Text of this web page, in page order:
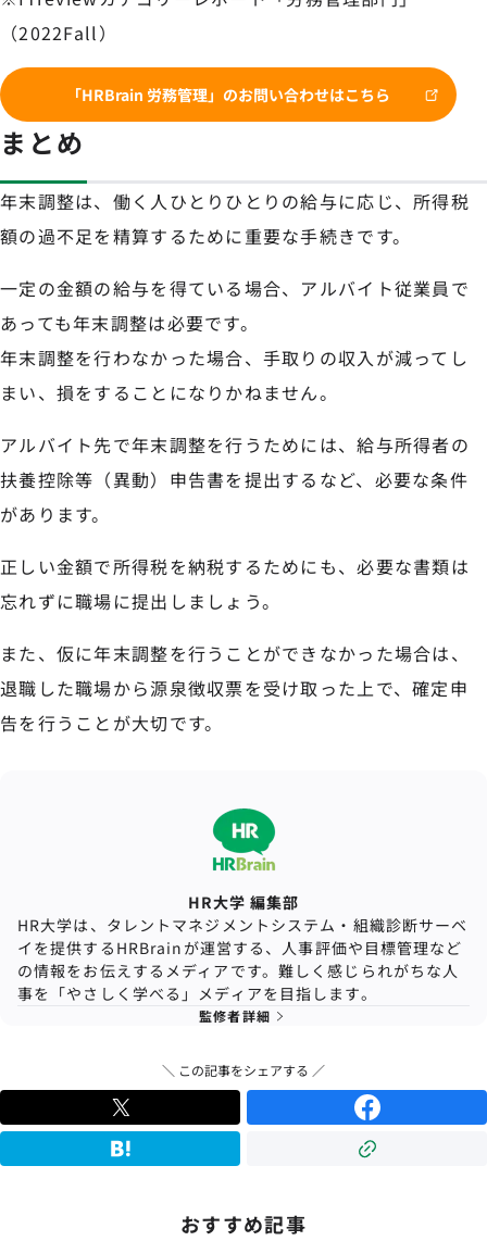
（2022Fall）
「HRBrain 労務管理」のお問い合わせはこちら
まとめ
年末調整は、働く人ひとりひとりの給与に応じ、所得税
額の過不足を精算するために重要な手続きです。
一定の金額の給与を得ている場合、アルバイト従業員で
あっても年末調整は必要です。
年末調整を行わなかった場合、手取りの収入が減ってし
まい、損をすることになりかねません。
アルバイト先で年末調整を行うためには、給与所得者の
扶養控除等（異動）申告書を提出するなど、必要な条件
があります。
正しい金額で所得税を納税するためにも、必要な書類は
忘れずに職場に提出しましょう。
また、仮に年末調整を行うことができなかった場合は、
退職した職場から源泉徴収票を受け取った上で、確定申
告を行うことが大切です。
HR大学 編集部
HR大学は、タレントマネジメントシステム・組織診断サーベ
イを提供するHRBrainが運営する、人事評価や目標管理など
の情報をお伝えするメディアです。難しく感じられがちな人
事を「やさしく学べる」メディアを目指します。
監修者詳細
＼ この記事をシェアする ／
おすすめ記事